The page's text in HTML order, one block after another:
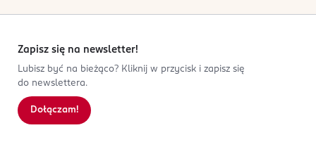
Kod EAN
5 907631 202948
4
0%
2
1
0%
Sortowanie wg
Zapisz się na newsletter!
Lubisz być na bieżąco? Kliknij w przycisk i zapisz się
do newslettera.
Dołączam!